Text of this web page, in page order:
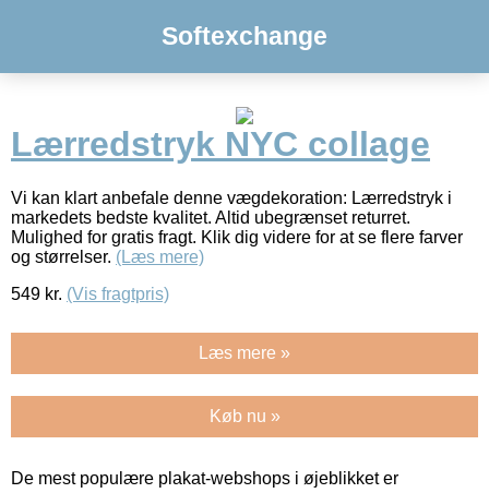
Softexchange
Lærredstryk NYC collage
Vi kan klart anbefale denne vægdekoration: Lærredstryk i
markedets bedste kvalitet. Altid ubegrænset returret.
Mulighed for gratis fragt. Klik dig videre for at se flere farver
og størrelser. (Læs mere)
549 kr. (Vis fragtpris)
Læs mere »
Køb nu »
De mest populære plakat-webshops i øjeblikket er